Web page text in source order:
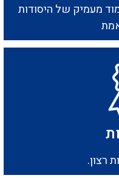
מעמיק של היסודות
רצון.